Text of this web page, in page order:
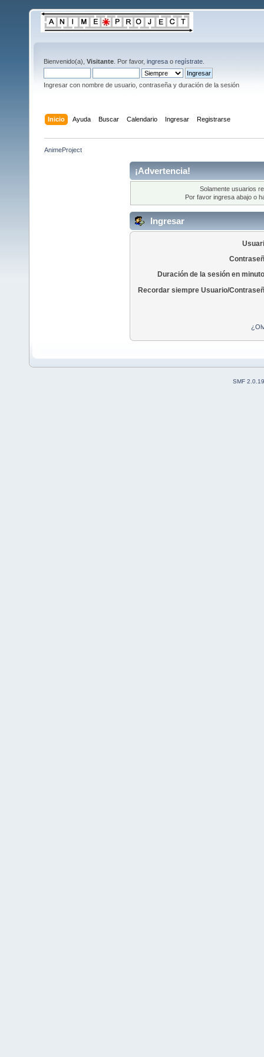
Bienvenido(a), Visitante . Por favor, ingresa o regístrate
Ingresar con nombre de usuario, contraseña y duración de la sesión
Inicio Ayuda Buscar Calendario Ingresar Registrarse
AnimeProject
¡Advertencia!
Solamente usuarios
Por favor ingresa abajo o
Ingresar
Duración de la sesión en
Recordar siempre Usuario/
SMF 2.0.19